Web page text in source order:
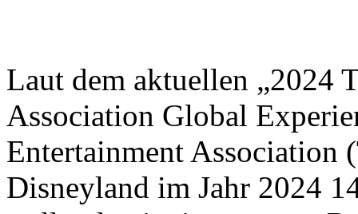
Laut dem aktuellen „2024
Association Global
Entertainment Association
Disneyland im Jahr 2024